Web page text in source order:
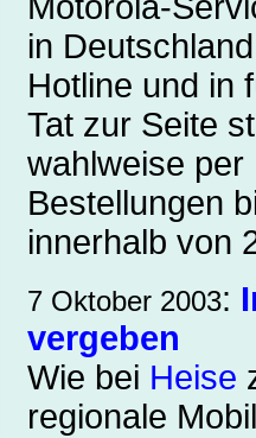
in
Hotline und in
Tat zur Seite
wahlweise per
Bestellungen
innerhalb von
7 Oktober 2003:
vergeben
Wie bei Heise
regionale